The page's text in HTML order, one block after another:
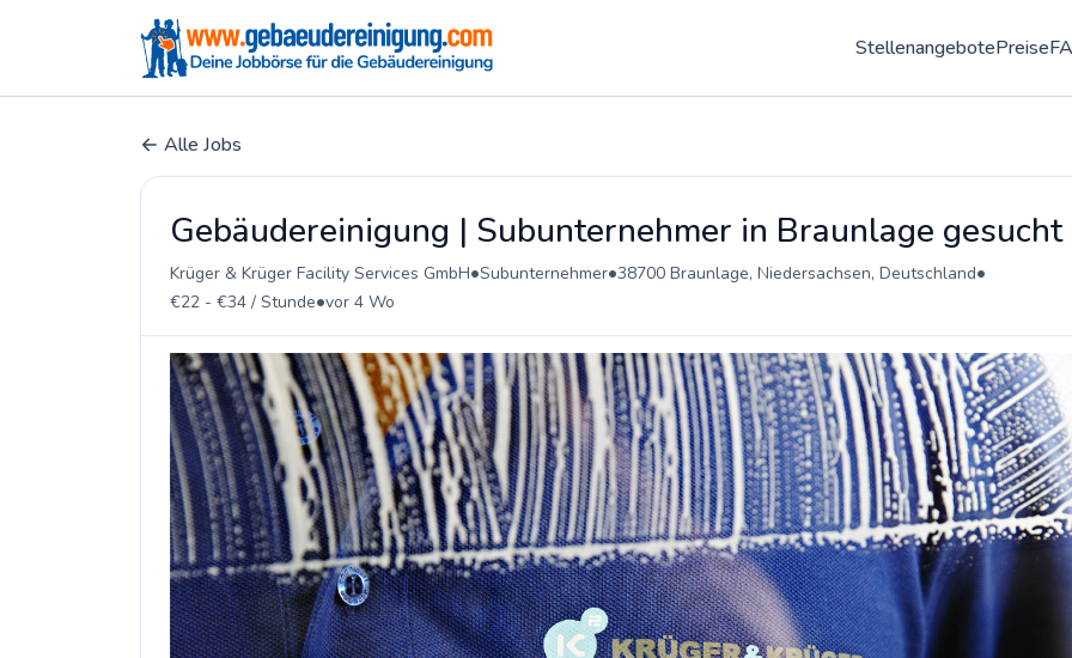
StellenangebotePreise
Alle Jobs
Gebäudereinigung | Subunternehmer in Braunlage gesucht
Krüger & Krüger Facility Services GmbH•Subunternehmer•38700 Braunlage, Niedersachsen, Deutschland•
€22 - €34 / Stunde•vor 4 Wo